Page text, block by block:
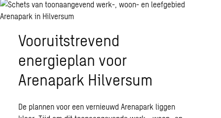
Vooruitstrevend
energieplan voor
Arenapark Hilversum
De plannen voor een vernieuwd Arenapark liggen